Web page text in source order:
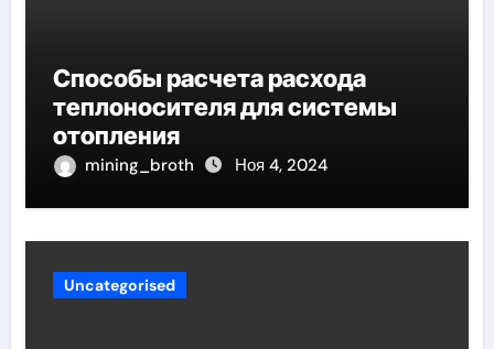
Способы расчета расхода
теплоносителя для системы
отопления
mining_broth Ноя 4, 2024
Uncategorised